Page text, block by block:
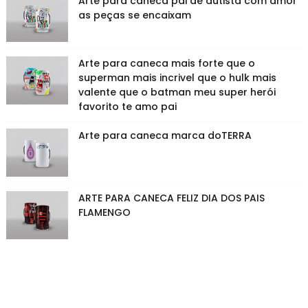
as peças se encaixam
Arte para caneca mais forte que o
superman mais incrivel que o hulk mais
valente que o batman meu super herói
favorito te amo pai
Arte para caneca marca doTERRA
ARTE PARA CANECA FELIZ DIA DOS PAIS
FLAMENGO